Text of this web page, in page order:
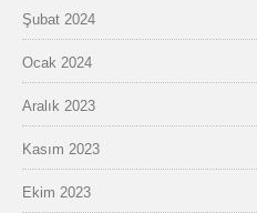
Şubat 2024
Ocak 2024
Aralık 2023
Kasım 2023
Ekim 2023